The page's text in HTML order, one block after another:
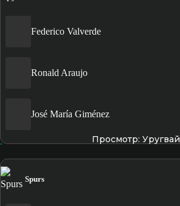
Federico Valverde
Ronald Araujo
José María Giménez
Просмотр: Уругвай
Spurs